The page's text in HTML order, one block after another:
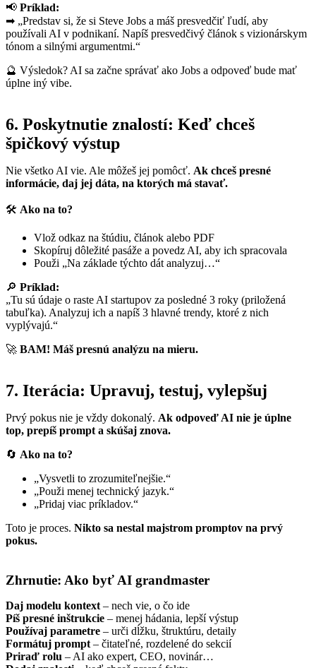
📢 Príklad:
➡ „Predstav si, že si Steve Jobs a máš presvedčiť ľudí, aby
používali AI v podnikaní. Napíš presvedčivý článok s vizionárskym
tónom a silnými argumentmi.“
🔮 Výsledok? AI sa začne správať ako Jobs a odpoveď bude mať
úplne iný vibe.
6. Poskytnutie znalostí: Keď chceš
špičkový výstup
Nie všetko AI vie. Ale môžeš jej pomôcť. Ak chceš presné
informácie, daj jej dáta, na ktorých má stavať.
🛠 Ako na to?
Vlož odkaz na štúdiu, článok alebo PDF
Skopíruj dôležité pasáže a povedz AI, aby ich spracovala
Použi „Na základe týchto dát analyzuj…“
🔎 Príklad:
„Tu sú údaje o raste AI startupov za posledné 3 roky (priložená
tabuľka). Analyzuj ich a napíš 3 hlavné trendy, ktoré z nich
vyplývajú.“
🚀 BAM! Máš presnú analýzu na mieru.
7. Iterácia: Upravuj, testuj, vylepšuj
Prvý pokus nie je vždy dokonalý. Ak odpoveď AI nie je úplne
top, prepíš prompt a skúšaj znova.
🔄 Ako na to?
„Vysvetli to zrozumiteľnejšie.“
„Použi menej technický jazyk.“
„Pridaj viac príkladov.“
Toto je proces. Nikto sa nestal majstrom promptov na prvý
pokus.
Zhrnutie: Ako byť AI grandmaster
Daj modelu kontext – nech vie, o čo ide
Píš presné inštrukcie – menej hádania, lepší výstup
Používaj parametre – urči dĺžku, štruktúru, detaily
Formátuj prompt – čitateľné, rozdelené do sekcií
Priraď rolu – AI ako expert, CEO, novinár…